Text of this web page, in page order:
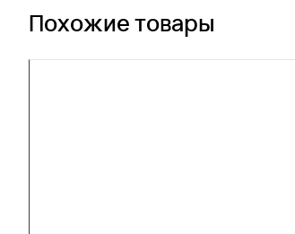
Похожие товары